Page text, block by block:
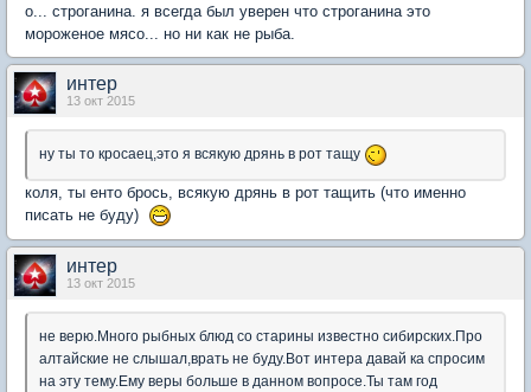
о... строганина. я всегда был уверен что строганина это
мороженое мясо... но ни как не рыба.
интер
13 окт 2015
ну ты то кросаец,это я всякую дрянь в рот тащу
коля, ты енто брось, всякую дрянь в рот тащить (что именно
писать не буду)
интер
13 окт 2015
не верю.Много рыбных блюд со старины известно сибирских.Про
алтайские не слышал,врать не буду.Вот интера давай ка спросим
на эту тему.Ему веры больше в данном вопросе.Ты там год